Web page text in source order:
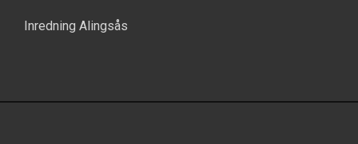
Inredning Alingsås